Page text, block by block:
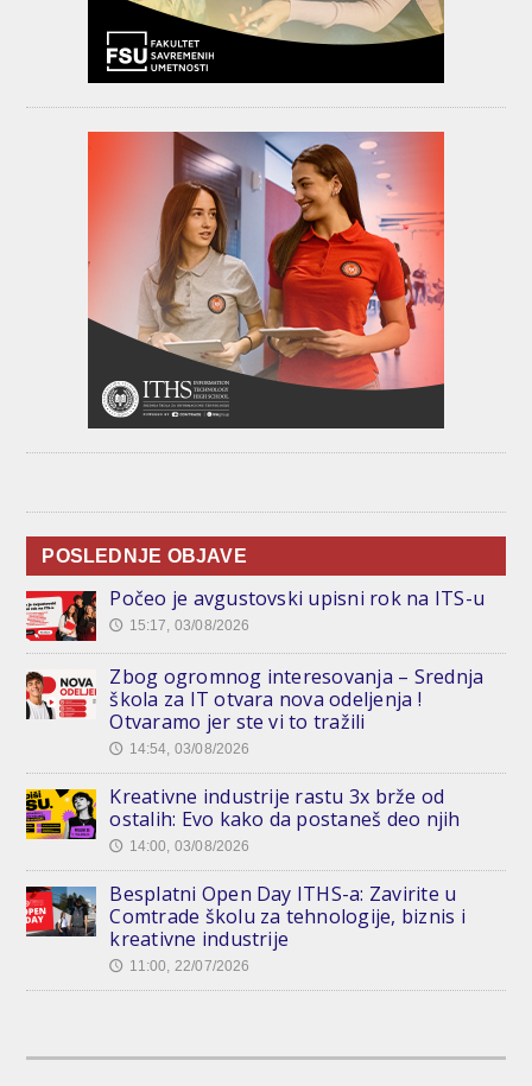
POSLEDNJE OBJAVE
Počeo je avgustovski upisni rok na ITS-u
🕔 15:17, 03/08/2026
Zbog ogromnog interesovanja – Srednja
škola za IT otvara nova odeljenja !
Otvaramo jer ste vi to tražili
🕔 14:54, 03/08/2026
Kreativne industrije rastu 3x brže od
ostalih: Evo kako da postaneš deo njih
🕔 14:00, 03/08/2026
Besplatni Open Day ITHS-a: Zavirite u
Comtrade školu za tehnologije, biznis i
kreativne industrije
🕔 11:00, 22/07/2026